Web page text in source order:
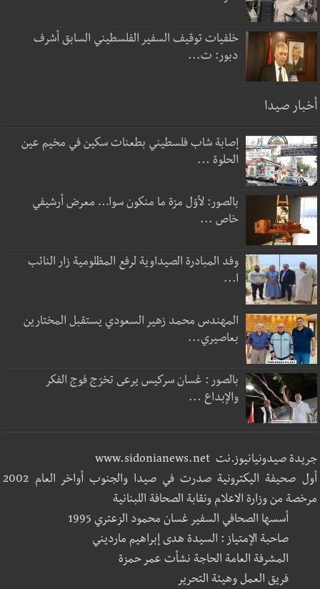
خلفيات توقيف السفير الفلسطيني السابق أشرف
دبور: ت...
أخبار صيدا
إصابة شاب فلسطيني بطعنات سكين في مخيم عين
الحلوة ...
بالصور: لأوّل مرّة ما منكون سوا… معرض أرشيفي
خاص ...
وفد المبادرة الصيداوية لرفع المظلومية زار النائب
ا...
المهندس محمد زهير السعودي يستقبل المختارين
بعاصيري...
بالصور : غسان سركيس يرعى تخرّج فوج الفكر
والإبداع ...
جريدة صيدونيانيوز.نت www.sidonianews.net
أول صحيفة اليكترونية صدرت في صيدا والجنوب أواخر العام 2002
مرخصة من وزارة الاعلام ونقابة الصحافة اللبنانية
أسسها الصحافي السفير غسان محمود الزعتري 1995
صاحبة الإمتياز : السيدة هدى إبراهيم مارديني
المشرفة العامة الحاجة نشأت عمر حمزة
فريق العمل وهيئة التحرير